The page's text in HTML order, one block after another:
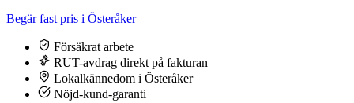
Begär fast pris i Österåker
Försäkrat arbete
RUT-avdrag direkt på fakturan
Lokalkännedom i Österåker
Nöjd-kund-garanti